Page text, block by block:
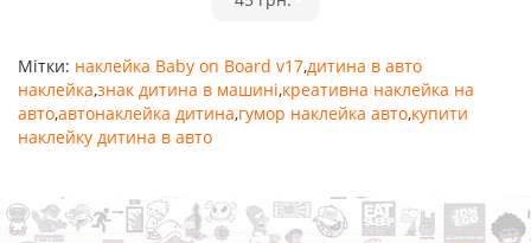
Мітки: наклейка Baby on Board v17,дитина в авто
наклейка,знак дитина в машині,креативна наклейка на
авто,автонаклейка дитина,гумор наклейка авто,купити
наклейку дитина в авто